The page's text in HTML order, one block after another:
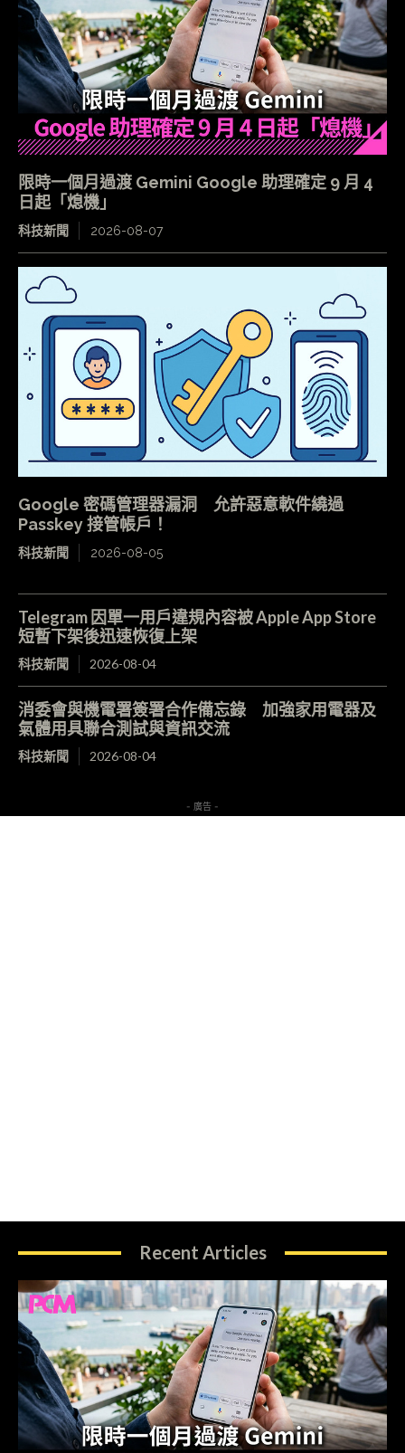
限時一個月過渡 Gemini Google 助理確定 9 月 4
日起「熄機」
科技新聞 2026-08-07
Google 密碼管理器漏洞 允許惡意軟件繞過
Passkey 接管帳戶！
科技新聞 2026-08-05
Telegram 因單一用戶違規內容被 Apple App Store
短暫下架後迅速恢復上架
科技新聞 2026-08-04
消委會與機電署簽署合作備忘錄 加強家用電器及
氣體用具聯合測試與資訊交流
科技新聞 2026-08-04
- 廣告 -
Recent Articles